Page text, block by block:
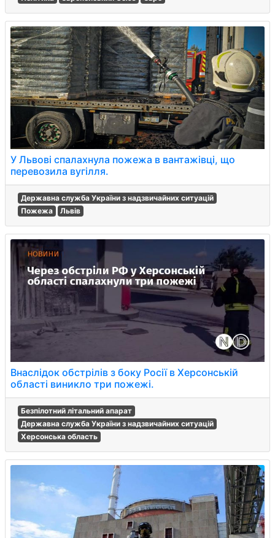
У Львові спалахнула пожежа в вантажівці, що
перевозила вугілля.
Державна служба України з надзвичайних ситуацій
Пожежа
Львів
Внаслідок обстрілів з боку Росії в Херсонській
області виникло три пожежі.
Безпілотний літальний апарат
Державна служба України з надзвичайних ситуацій
Херсонська область